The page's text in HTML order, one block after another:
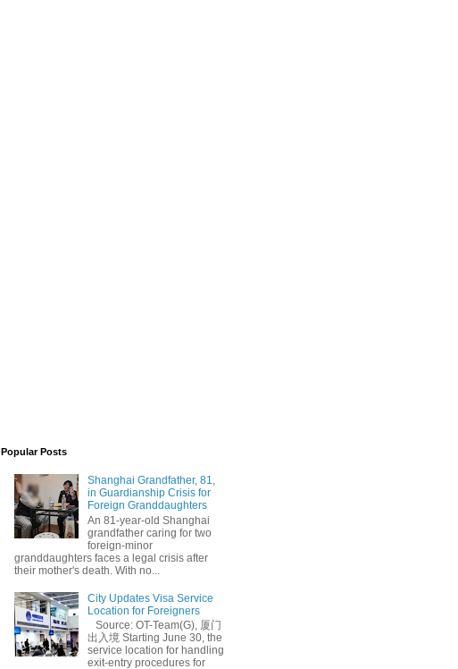
Popular Posts
Shanghai Grandfather, 81,
in Guardianship Crisis for
Foreign Granddaughters
An 81-year-old Shanghai
grandfather caring for two
foreign-minor
granddaughters faces a legal crisis after
their mother's death. With no...
City Updates Visa Service
Location for Foreigners
Source: OT-Team(G), 厦门
出入境 Starting June 30, the
service location for handling
exit-entry procedures for